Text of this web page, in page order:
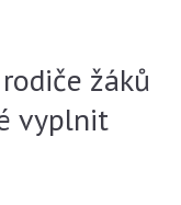
žáků
vyplnit